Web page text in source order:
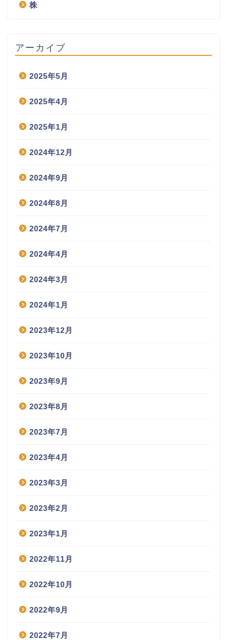
株
アーカイブ
2025年5月
2025年4月
2025年1月
2024年12月
2024年9月
2024年8月
2024年7月
2024年4月
2024年3月
2024年1月
2023年12月
2023年10月
2023年9月
2023年8月
2023年7月
2023年4月
2023年3月
2023年2月
2023年1月
2022年11月
2022年10月
2022年9月
2022年7月